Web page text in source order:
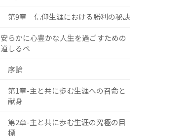
第9章 信仰生涯における勝利の秘訣
安らかに心豊かな人生を過ごすための
道しるべ
序論
第1章-主と共に歩む生涯への召命と
献身
第2章-主と共に歩む生涯の究極の目
標